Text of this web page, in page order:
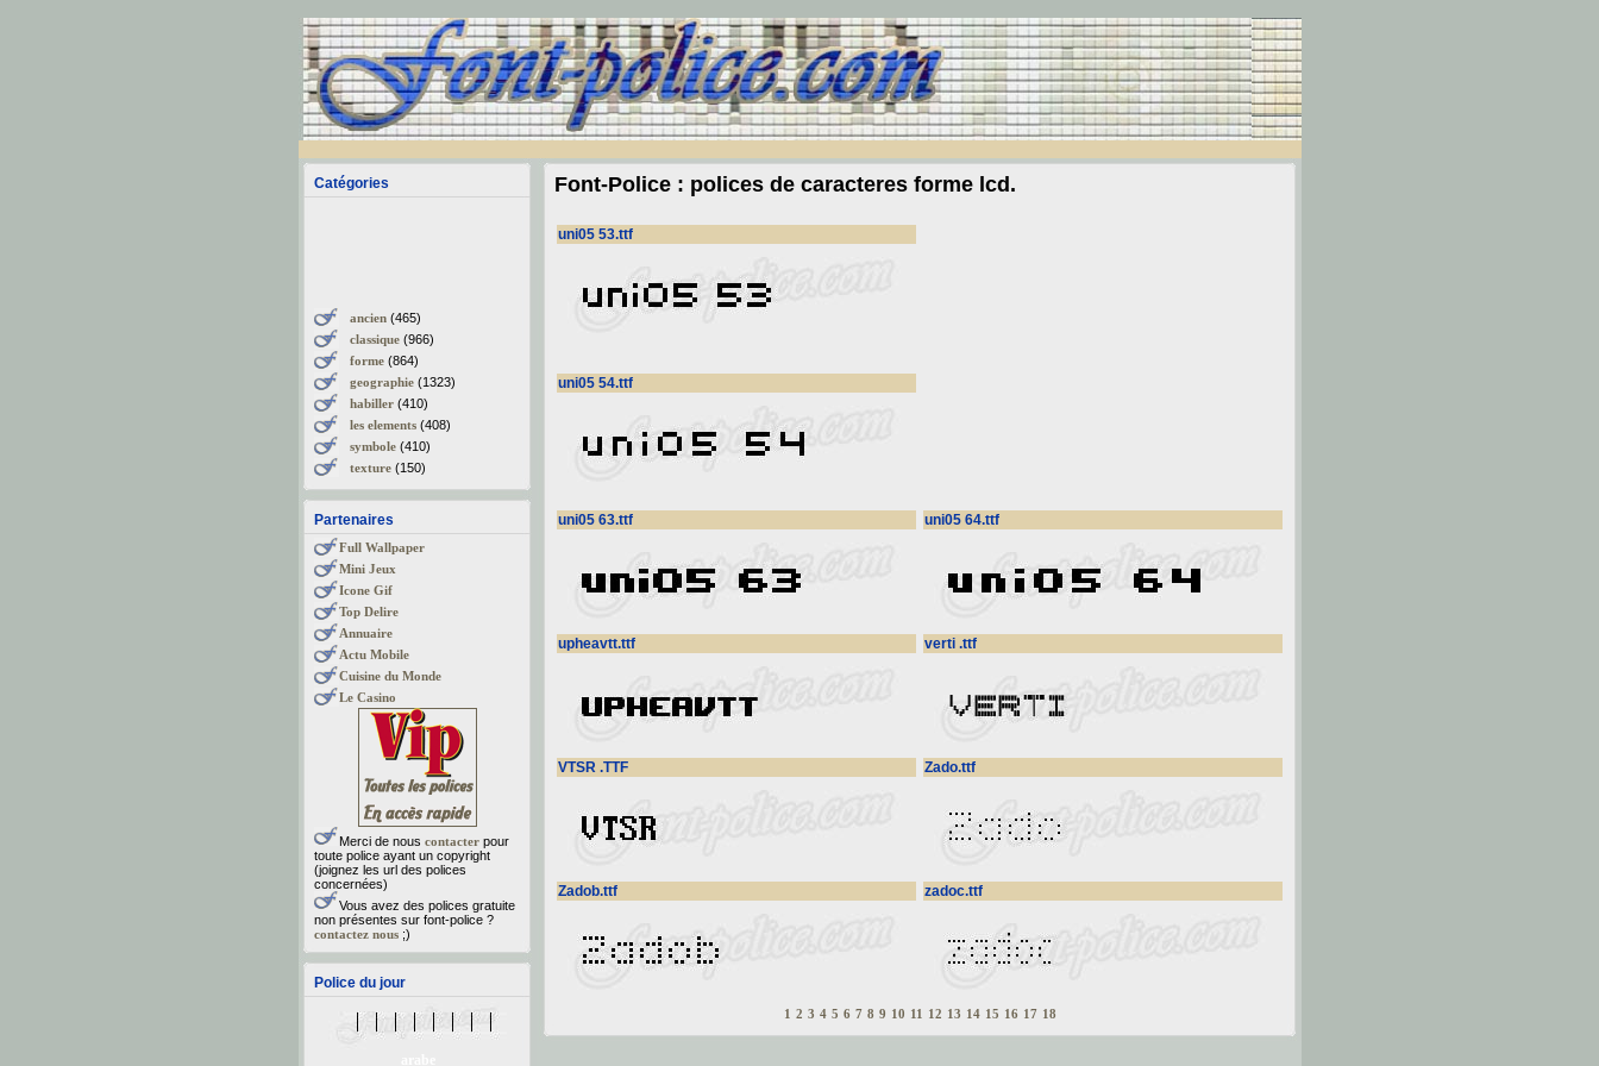
Catégories
ancien(465)
classique(966)
forme(864)
geographie(1323)
habiller(410)
les elements(408)
symbole(410)
texture(150)
Partenaires
Full Wallpaper
Mini Jeux
Icone Gif
Top Delire
Annuaire
Actu Mobile
Cuisine du Monde
Le Casino
Merci de nous contacterpour
toute police ayant un copyright
(joignez les url des polices
concernées)
Vous avez des polices gratuite
non présentes sur font-police ?
contactez nous;)
Police du jour
Font-Police : polices de caracteres forme lcd.
uni05 53.ttf
uni05 54.ttf
uni05 63.ttf uni05 64.ttf
upheavtt.ttf verti .ttf
VTSR .TTF Zado.ttf
Zadob.ttf zadoc.ttf
1 2 3 4 5 6 7 8 9 10 11 12 13 14 15 16 17 18